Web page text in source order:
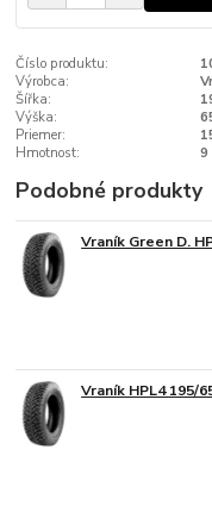
Číslo produktu:
Výrobca:
Šířka:
Výška:
Priemer:
Hmotnost:
9
Podobné produkty
Vraník Green D.
Vraník HPL4 195/